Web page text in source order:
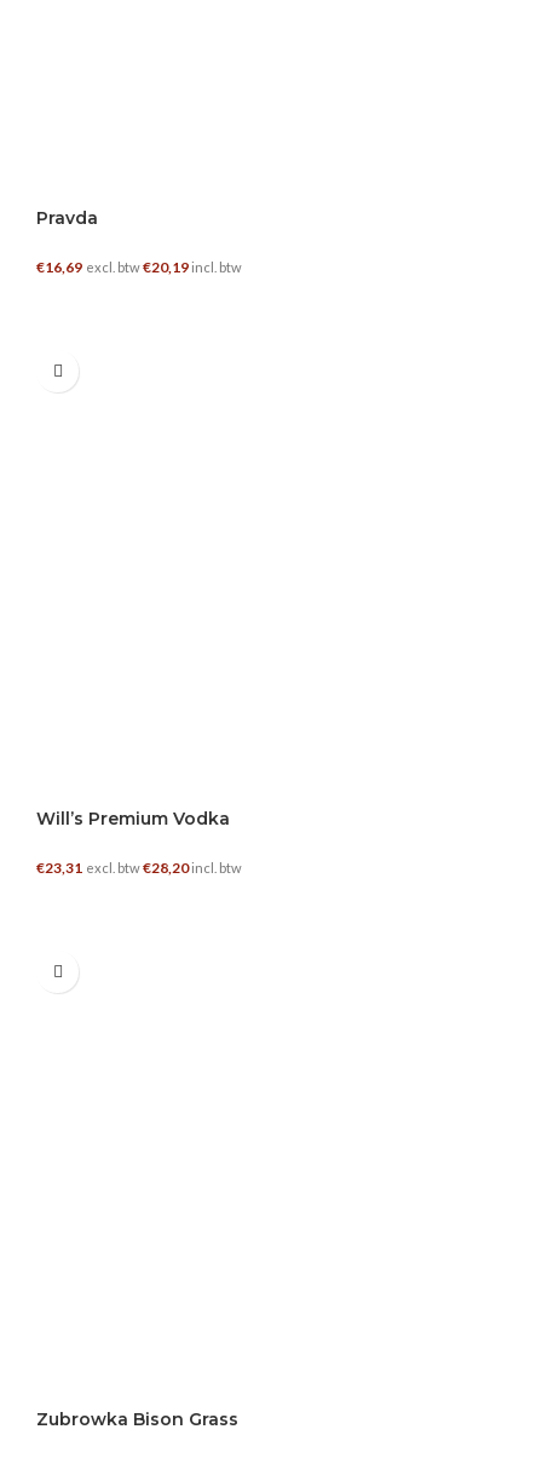
Pravda
€16,69 excl. btw€20,19 incl. btw
0.7 L
Will’s Premium Vodka
€23,31 excl. btw€28,20incl. btw
0.7 L
Zubrowka Bison Grass